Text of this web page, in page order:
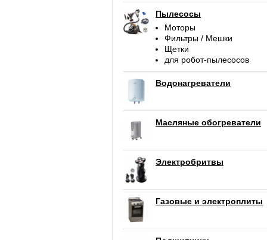
Пылесосы
Моторы
Фильтры / Мешки
Щетки
для робот-пылесосов
Водонагреватели
Масляные обогреватели
Электробритвы
Газовые и электроплиты